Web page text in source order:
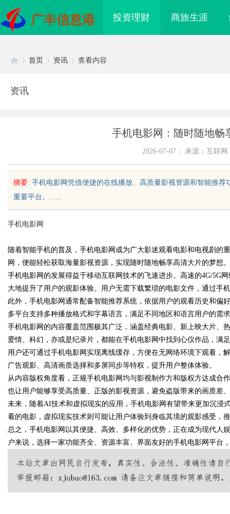
广丰信息港 投资理财 商旅生涯
uz
!
首页 资讯 查看内容
资讯
手机电影网：随时随地畅
2026-07-07 来源：互联网
摘要: 手机电影网凭借便捷的在线播放、高质量影视资源和智能推
重要平台。......
手机电影网
随着智能手机的普及，手机电影网成为广大影迷观看电影和电视剧的
网，便能轻松获取海量影视资源，实现随时随地畅享高清大片的梦想。
手机电影网的发展得益于移动互联网技术的飞速进步。高速的4G/5G
大地提升了用户的观影体验。用户无需下载繁琐的电影文件，通过手
此外，手机电影网通常配备智能推荐系统，依据用户的观看历史和偏
多平台支持多种播放格式和字幕语言，满足不同地区和语言用户的需
手机电影网的内容覆盖范围极其广泛，涵盖经典电影、新上映大片、
爱情、科幻，亦或是纪录片，都能在手机电影网中找到心仪作品，满
用户还可通过手机电影网实现离线缓存，方便在无网络环境下观看，
广告观影、高清画质选择和多屏同步等特权，提升用户整体体验。
从内容版权角度看，正规手机电影网均与影视制作方和版权方达成合
也让用户能够享受高质量、正版的影视资源，避免盗版带来的画质差
未来，随着AI技术和虚拟现实的应用，手机电影网有望带来更加沉浸
看的电影，虚拟现实技术则可能让用户体验到身临其境的观影感受，
总之，手机电影网以其便捷、高效、多样化的优势，正在成为现代人
户来说，选择一家功能齐全、资源丰富、界面友好的手机电影网平台
配眼镜
花钱，ai却天天给他免费派单？